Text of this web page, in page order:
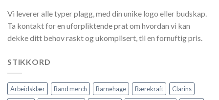
Vi leverer alle typer plagg, med din unike logo eller budskap.
Ta kontakt for en uforpliktende prat om hvordan vi kan
dekke ditt behov raskt og ukomplisert, til en fornuftig pris.
STIKKORD
Arbeidsklær Band merch Barnehage Bærekraft
Clarins